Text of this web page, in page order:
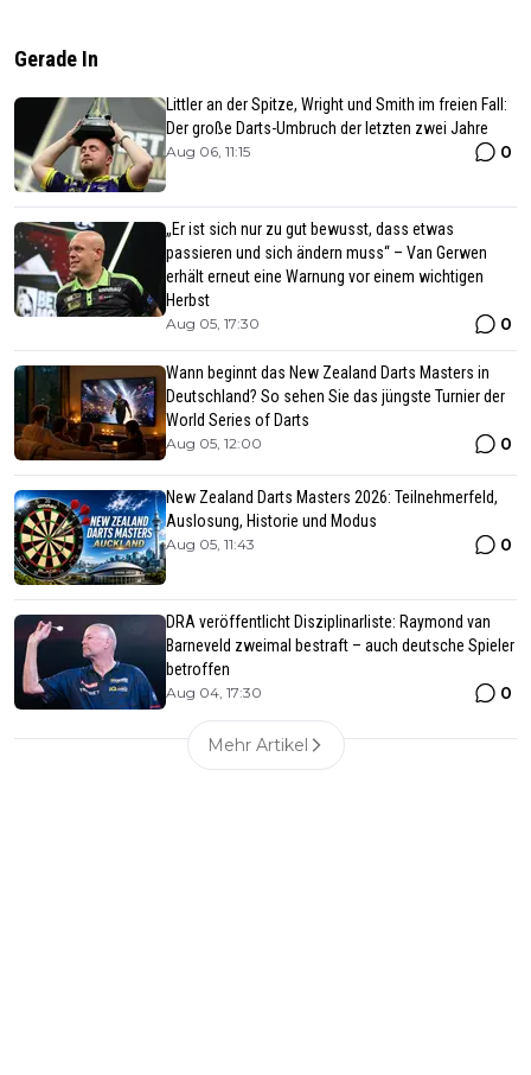
Gerade In
Littler an der Spitze, Wright und Smith im freien Fall:
Der große Darts-Umbruch der letzten zwei Jahre
Aug 06, 11:15 0
„Er ist sich nur zu gut bewusst, dass etwas
passieren und sich ändern muss“ – Van Gerwen
erhält erneut eine Warnung vor einem wichtigen
Herbst
Aug 05, 17:30 0
Wann beginnt das New Zealand Darts Masters in
Deutschland? So sehen Sie das jüngste Turnier der
World Series of Darts
Aug 05, 12:00 0
New Zealand Darts Masters 2026: Teilnehmerfeld,
Auslosung, Historie und Modus
Aug 05, 11:43 0
DRA veröffentlicht Disziplinarliste: Raymond van
Barneveld zweimal bestraft – auch deutsche Spieler
betroffen
Aug 04, 17:30 0
Mehr Artikel